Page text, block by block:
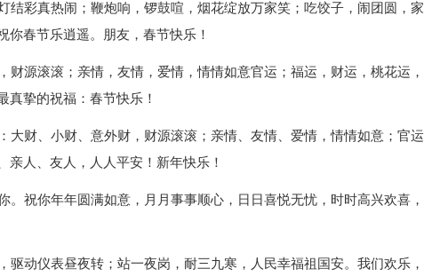
结彩真热闹；鞭炮响，锣鼓喧，烟花绽放万家笑；吃饺子，闹团圆，
你春节乐逍遥。朋友，春节快乐！
财源滚滚；亲情，友情，爱情，情情如意官运；福运，财运，桃花运
真挚的祝福：春节快乐！
大财、小财、意外财，财源滚滚；亲情、友情、爱情，情情如意；官
亲人、友人，人人平安！新年快乐！
。祝你年年圆满如意，月月事事顺心，日日喜悦无忧，时时高兴欢喜
驱动仪表昼夜转；站一夜岗，耐三九寒，人民幸福祖国安。我们欢乐